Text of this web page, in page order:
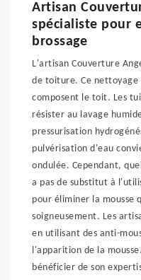
Artisan
spécialiste pour
brossage
L'artisan Couverture
de toiture. Ce nettoyage
composent le toit. Les
résister au lavage
pressurisation
pulvérisation d'eau
ondulée. Cependant,
a pas de substitut à
pour éliminer la
soigneusement. Les
en utilisant des anti-
l'apparition de la
bénéficier de son